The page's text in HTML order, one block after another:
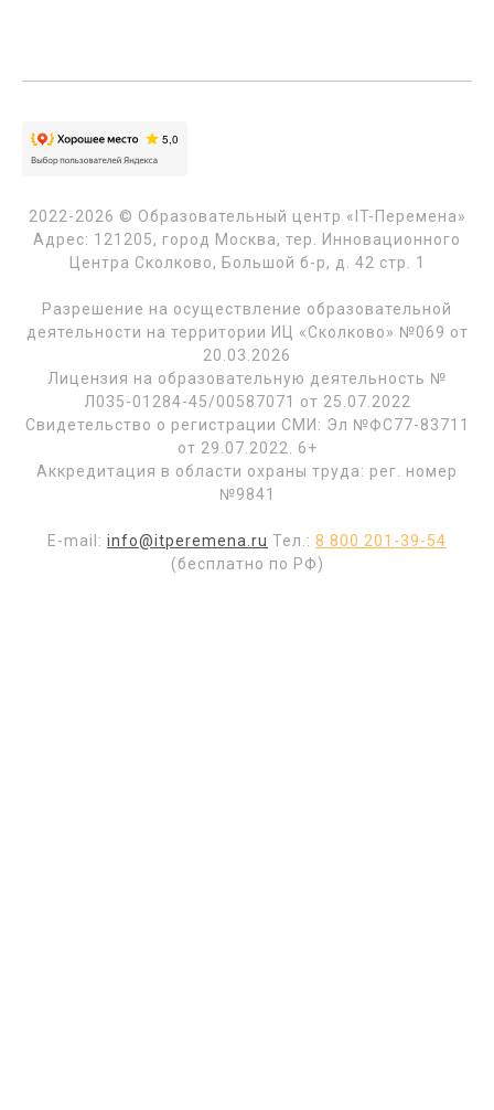
2022-2026 © Образовательный центр «IT-Перемена»
Адрес: 121205, город Москва, тер. Инновационного
Центра Сколково, Большой б-р, д. 42 стр. 1
Разрешение на осуществление образовательной
деятельности на территории ИЦ «Сколково» №069 от
20.03.2026
Лицензия на образовательную деятельность №
Л035-01284-45/00587071 от 25.07.2022
Свидетельство о регистрации СМИ: Эл №ФС77-83711
от 29.07.2022. 6+
Аккредитация в области охраны труда: рег. номер
№9841
E-mail: info@itperemena.ru Тел.: 8 800 201-39-54
(бесплатно по РФ)